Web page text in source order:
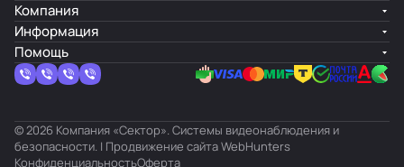
Компания
Информация
Помощь
© 2026 Компания «Сектор». Системы видеонаблюдения и
безопасности. | Продвижение сайтаWebHunters
КонфиденциальностьОферта